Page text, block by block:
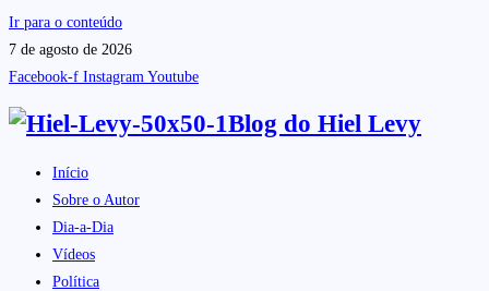
Ir para o conteúdo
7 de agosto de 2026
Facebook-f Instagram Youtube
Blog do Hiel Levy
Início
Sobre o Autor
Dia-a-Dia
Vídeos
Política